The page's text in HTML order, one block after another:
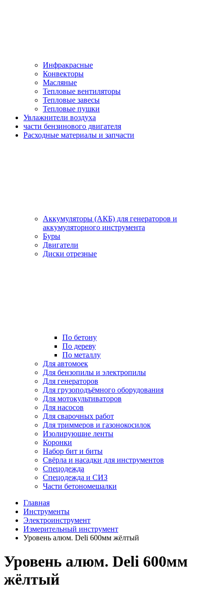
Инфракрасные
Конвекторы
Масляные
Тепловые вентиляторы
Тепловые завесы
Тепловые пушки
Увлажнители воздуха
части бензинового двигателя
Расходные материалы и запчасти
Аккумуляторы (АКБ) для генераторов и
аккумуляторного инструмента
Буры
Двигатели
Диски отрезные
По бетону
По дереву
По металлу
Для автомоек
Для бензопилы и электропилы
Для генераторов
Для грузоподъёмного оборудования
Для мотокультиваторов
Для насосов
Для сварочных работ
Для триммеров и газонокосилок
Изолирующие ленты
Коронки
Набор бит и биты
Свёрла и насадки для инструментов
Спецодежда
Спецодежда и СИЗ
Части бетономешалки
Главная
Инструменты
Электроинструмент
Измерительный инструмент
Уровень алюм. Deli 600мм жёлтый
Уровень алюм. Deli 600мм
жёлтый